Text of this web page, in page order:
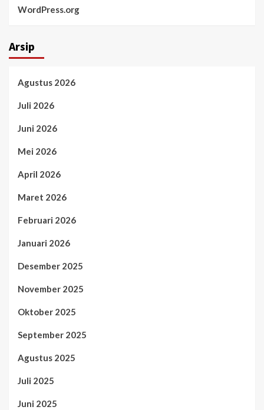
WordPress.org
Arsip
Agustus 2026
Juli 2026
Juni 2026
Mei 2026
April 2026
Maret 2026
Februari 2026
Januari 2026
Desember 2025
November 2025
Oktober 2025
September 2025
Agustus 2025
Juli 2025
Juni 2025